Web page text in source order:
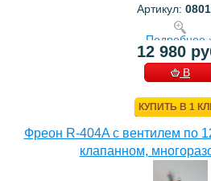
Артикул:
Подробнее
12 980
В
КУПИТЬ В 1
Фреон R-404A с вентилем по
клапанном,